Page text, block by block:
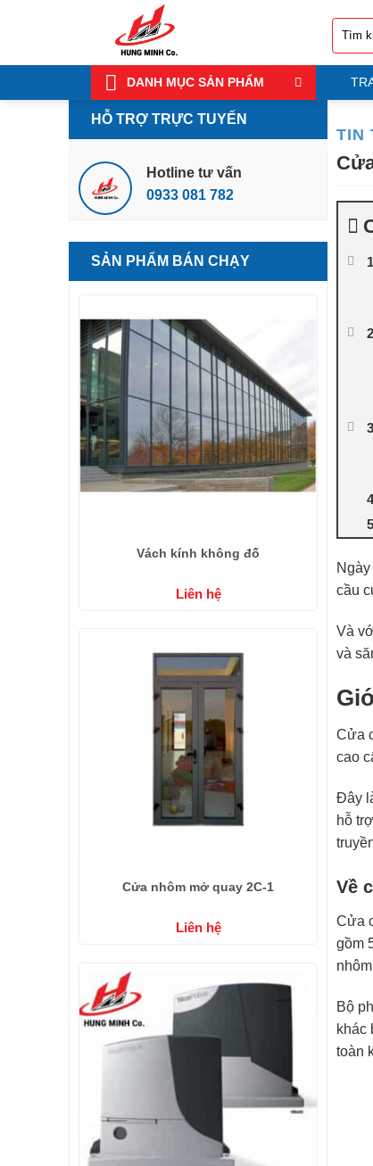
Tìm
kiếm:
DANH MỤC SẢN PHẨM
HỖ TRỢ TRỰC TUYẾN
Hotline tư vấn
0933 081 782
SẢN PHẨM BÁN CHẠY
Vách kính không đố
Liên hệ
Cửa nhôm mở quay 2C-1
Liên hệ
TIN
cầu
Và
và
Cửa
cao
Đây
hỗ
Về
Cửa
gồm
Bộ
khác
toàn